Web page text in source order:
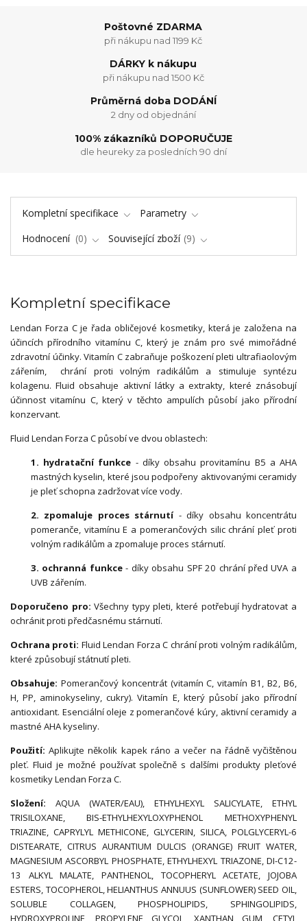
Poštovné ZDARMA
při nákupu nad 1199 Kč
DÁRKY k nákupu
při nákupu nad 1500 Kč
Průměrná doba DODÁNÍ
2 dny od objednání
100% zákazníků DOPORUČUJE
dle heureky za posledních 90 dní
Kompletní specifikace
Parametry
Hodnocení
0 Související zboží 9
Kompletní specifikace
Lendan Forza C je řada obličejové kosmetiky, která je založena na
účincích přírodního vitamínu C, který je znám pro své mimořádné
zdravotní účinky. Vitamín C zabraňuje poškození pleti ultrafiaolovým
zářením, chrání proti volným radikálům a stimuluje syntézu
kolagenu. Fluid obsahuje aktivní látky a extrakty, které znásobují
účinnost vitamínu C, který v těchto ampulích působí jako přírodní
konzervant.
Fluid Lendan Forza C působí ve dvou oblastech:
1. hydratační funkce - díky obsahu provitamínu B5 a AHA
mastných kyselin, které jsou podpořeny aktivovanými ceramidy
je pleť schopna zadržovat více vody.
2. zpomaluje proces stárnutí- díky obsahu koncentrátu
pomeranče, vitamínu E a pomerančových silic chrání pleť proti
volným radikálům a zpomaluje proces stárnutí.
3. ochranná funkce- díky obsahu SPF 20 chrání před UVA a
UVB zářením.
Doporučeno pro: Všechny typy pleti, které potřebují hydratovat a
ochránit proti předčasnému stárnutí.
Ochrana proti: Fluid Lendan Forza C chrání proti volným radikálům,
které způsobují státnutí pleti.
Obsahuje: Pomerančový koncentrát (vitamín C, vitamín B1, B2, B6,
H, PP, aminokyseliny, cukry). Vitamín E, který působí jako přírodní
antioxidant. Esenciální oleje z pomerančové kúry, aktivní ceramidy a
mastné AHA kyseliny.
Použití: Aplikujte několik kapek ráno a večer na řádně vyčištěnou
pleť. Fluid je možné používat společně s dalšími produkty pleťové
kosmetiky Lendan Forza C.
Složení: AQUA (WATER/EAU), ETHYLHEXYL SALICYLATE, ETHYL
TRISILOXANE, BIS-ETHYLHEXYLOXYPHENOL METHOXYPHENYL
TRIAZINE, CAPRYLYL METHICONE, GLYCERIN, SILICA, POLGLYCERYL-6
DISTEARATE, CITRUS AURANTIUM DULCIS (ORANGE) FRUIT WATER,
MAGNESIUM ASCORBYL PHOSPHATE, ETHYLHEXYL TRIAZONE, DI-C12-
13 ALKYL MALATE, PANTHENOL, TOCOPHERYL ACETATE, JOJOBA
ESTERS, TOCOPHEROL, HELIANTHUS ANNUUS (SUNFLOWER) SEED OIL,
SOLUBLE COLLAGEN, PHOSPHOLIPIDS, SPHINGOLIPIDS,
HYDROXYPROLINE, PROPYLENE GLYCOL, XANTHAN GUM, CETYL